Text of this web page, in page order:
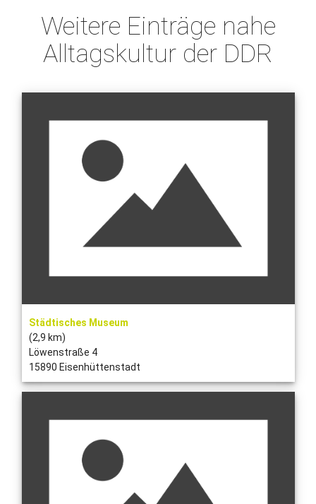
Weitere Einträge nahe
Alltagskultur der DDR
Städtisches Museum
(2,9 km)
Löwenstraße 4
15890 Eisenhüttenstadt